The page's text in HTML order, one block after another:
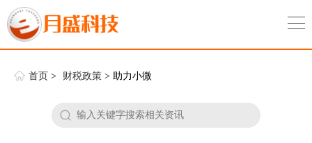
首页 > 财税政策 > 助力小微